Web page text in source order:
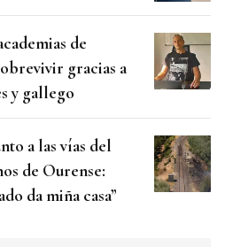
de
gracias a
y gallego
a las vías del
de Ourense:
da miña casa”